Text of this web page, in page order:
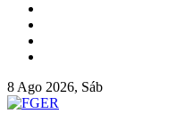
8 Ago 2026, Sáb